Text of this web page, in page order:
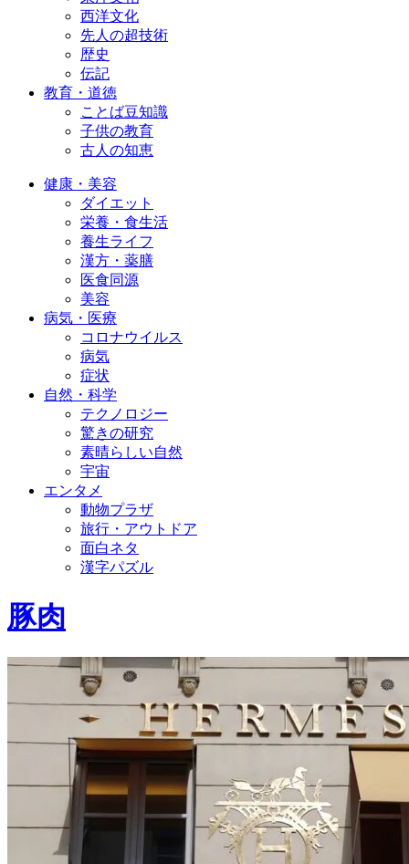
西洋文化
先人の超技術
歴史
伝記
教育・道徳
ことば豆知識
子供の教育
古人の知恵
健康・美容
ダイエット
栄養・食生活
養生ライフ
漢方・薬膳
医食同源
美容
病気・医療
コロナウイルス
病気
症状
自然・科学
テクノロジー
驚きの研究
素晴らしい自然
宇宙
エンタメ
動物プラザ
旅行・アウトドア
面白ネタ
漢字パズル
豚肉